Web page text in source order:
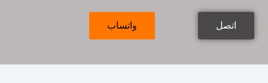
اتصل واتساب